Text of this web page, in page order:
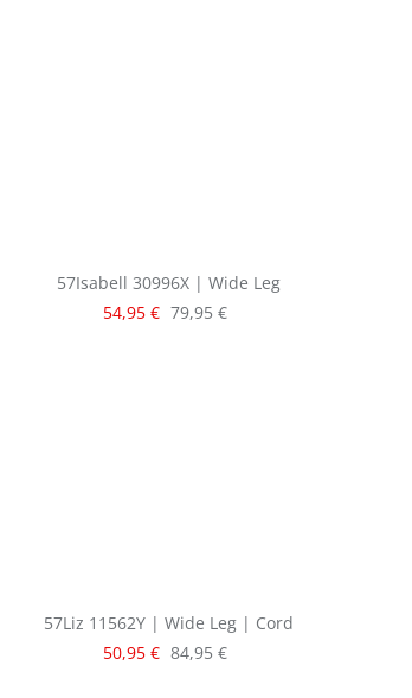
57Isabell 30996X | Wide Leg
Verkaufspreis:
54,95 € Regulärer Preis:
79,95 €
57Liz 11562Y | Wide Leg | Cord
Verkaufspreis:
50,95 € Regulärer Preis:
84,95 €